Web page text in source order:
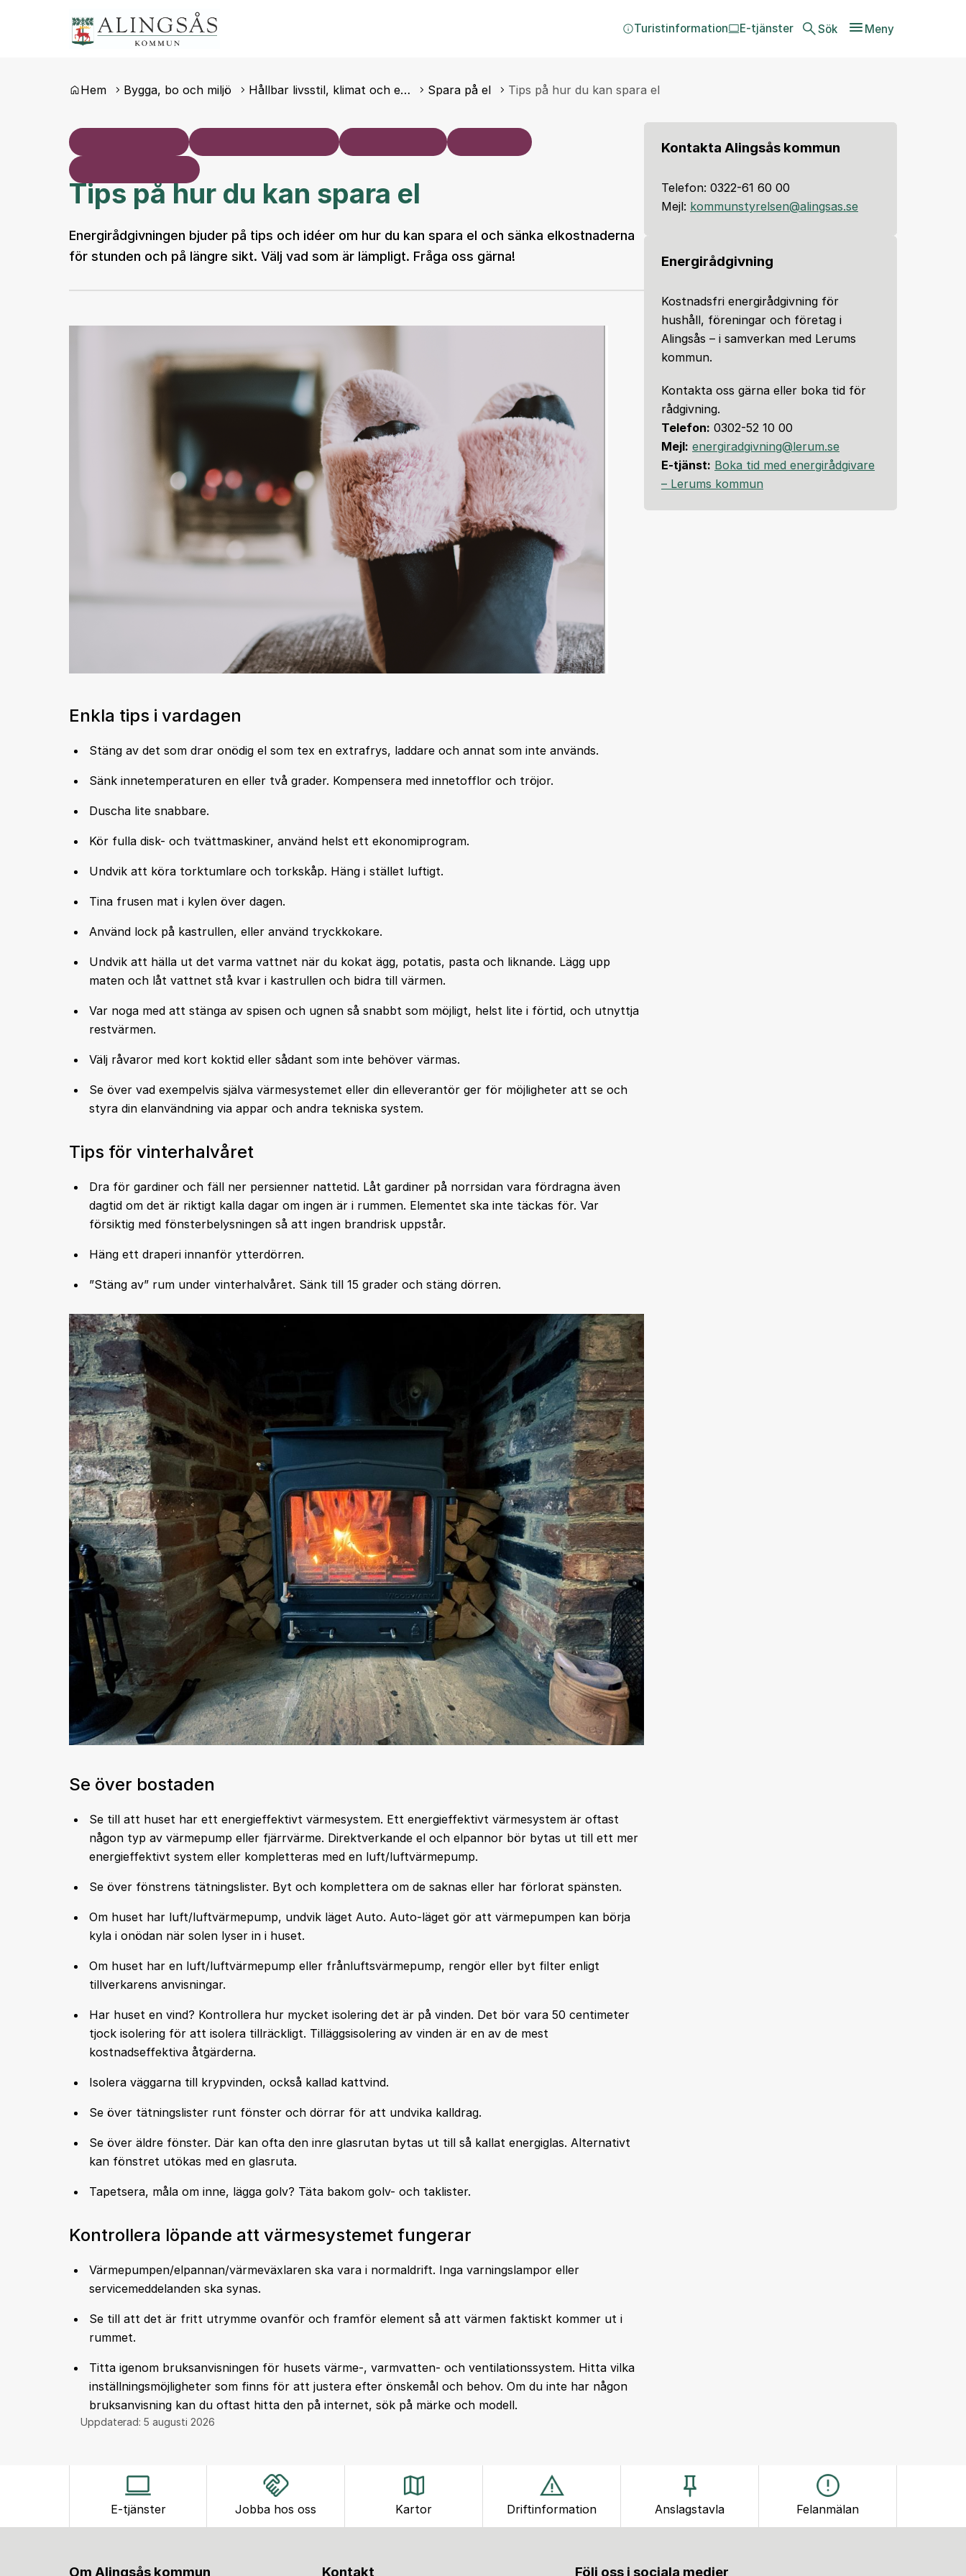
Sök Meny
Turistinformation E-tjänster
Du är här:
Hem Bygga, bo och miljö Hållbar livsstil, klimat och e… Spara på el Tips på hur du kan spara el
Tips på hur du kan spara el
Energirådgivningen bjuder på tips och idéer om hur du kan spara el och sänka elkostnaderna
för stunden och på längre sikt. Välj vad som är lämpligt. Fråga oss gärna!
Enkla tips i vardagen
Stäng av det som drar onödig el som tex en extrafrys, laddare och annat som inte används.
Sänk innetemperaturen en eller två grader. Kompensera med innetofflor och tröjor.
Duscha lite snabbare.
Kör fulla disk- och tvättmaskiner, använd helst ett ekonomiprogram.
Undvik att köra torktumlare och torkskåp. Häng i stället luftigt.
Tina frusen mat i kylen över dagen.
Använd lock på kastrullen, eller använd tryckkokare.
Undvik att hälla ut det varma vattnet när du kokat ägg, potatis, pasta och liknande. Lägg upp
maten och låt vattnet stå kvar i kastrullen och bidra till värmen.
Var noga med att stänga av spisen och ugnen så snabbt som möjligt, helst lite i förtid, och utnyttja
restvärmen.
Välj råvaror med kort koktid eller sådant som inte behöver värmas.
Se över vad exempelvis själva värmesystemet eller din elleverantör ger för möjligheter att se och
styra din elanvändning via appar och andra tekniska system.
Tips för vinterhalvåret
Dra för gardiner och fäll ner persienner nattetid. Låt gardiner på norrsidan vara fördragna även
dagtid om det är riktigt kalla dagar om ingen är i rummen. Elementet ska inte täckas för. Var
försiktig med fönsterbelysningen så att ingen brandrisk uppstår.
Häng ett draperi innanför ytterdörren.
”Stäng av” rum under vinterhalvåret. Sänk till 15 grader och stäng dörren.
Se över bostaden
Se till att huset har ett energieffektivt värmesystem. Ett energieffektivt värmesystem är oftast
någon typ av värmepump eller fjärrvärme. Direktverkande el och elpannor bör bytas ut till ett mer
energieffektivt system eller kompletteras med en luft/luftvärmepump.
Se över fönstrens tätningslister. Byt och komplettera om de saknas eller har förlorat spänsten.
Om huset har luft/luftvärmepump, undvik läget Auto. Auto-läget gör att värmepumpen kan börja
kyla i onödan när solen lyser in i huset.
Om huset har en luft/luftvärmepump eller frånluftsvärmepump, rengör eller byt filter enligt
tillverkarens anvisningar.
Har huset en vind? Kontrollera hur mycket isolering det är på vinden. Det bör vara 50 centimeter
tjock isolering för att isolera tillräckligt. Tilläggsisolering av vinden är en av de mest
kostnadseffektiva åtgärderna.
Isolera väggarna till krypvinden, också kallad kattvind.
Se över tätningslister runt fönster och dörrar för att undvika kalldrag.
Se över äldre fönster. Där kan ofta den inre glasrutan bytas ut till så kallat energiglas. Alternativt
kan fönstret utökas med en glasruta.
Tapetsera, måla om inne, lägga golv? Täta bakom golv- och taklister.
Kontrollera löpande att värmesystemet fungerar
Värmepumpen/elpannan/värmeväxlaren ska vara i normaldrift. Inga varningslampor eller
servicemeddelanden ska synas.
Se till att det är fritt utrymme ovanför och framför element så att värmen faktiskt kommer ut i
rummet.
Titta igenom bruksanvisningen för husets värme-, varmvatten- och ventilationssystem. Hitta vilka
inställningsmöjligheter som finns för att justera efter önskemål och behov. Om du inte har någon
bruksanvisning kan du oftast hitta den på internet, sök på märke och modell.
Uppdaterad: 5 augusti 2026
Kontakta Alingsås kommun
Telefon: 0322-61 60 00
Mejl: kommunstyrelsen@alingsas.se
Energirådgivning
Kostnadsfri energirådgivning för
hushåll, föreningar och företag i
Alingsås – i samverkan med Lerums
kommun.
Kontakta oss gärna eller boka tid för
rådgivning.
Telefon: 0302-52 10 00
Mejl: energiradgivning@lerum.se
E-tjänst: Boka tid med energirådgivare
– Lerums kommun
E-tjänster Jobba hos oss Kartor Driftinformation Anslagstavla Felanmälan
Om Alingsås kommun Kontakt Följ oss i sociala medier